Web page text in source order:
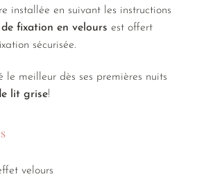
installée en suivant les instructions
fixation en velours est offert
sécurisée.
le meilleur dès ses premières nuits
lit grise!
velours